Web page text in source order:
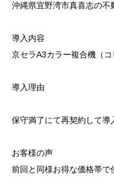
沖縄県宜野湾市真喜志の不
導入内容
京セラA3カラー複合機（
導入理由
保守満了にて再契約して導
お客様の声
前回と同様お得な価格帯で